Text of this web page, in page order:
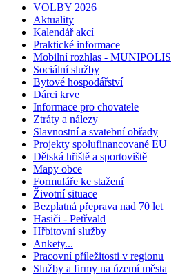
VOLBY 2026
Aktuality
Kalendář akcí
Praktické informace
Mobilní rozhlas - MUNIPOLIS
Sociální služby
Bytové hospodářství
Dárci krve
Informace pro chovatele
Ztráty a nálezy
Slavnostní a svatební obřady
Projekty spolufinancované EU
Dětská hřiště a sportoviště
Mapy obce
Formuláře ke stažení
Životní situace
Bezplatná přeprava nad 70 let
Hasiči - Petřvald
Hřbitovní služby
Ankety...
Pracovní příležitosti v regionu
Služby a firmy na území města